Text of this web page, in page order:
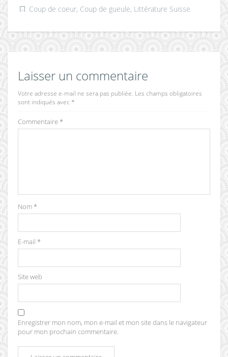
Coup de coeur, Coup de gueule, Littérature Suisse
Laisser un commentaire
Votre adresse e-mail ne sera pas publiée. Les champs obligatoires
sont indiqués avec *
Commentaire*
Nom*
E-mail *
Site web
Enregistrer mon nom, mon e-mail et mon site dans le navigateur
pour mon prochain commentaire.